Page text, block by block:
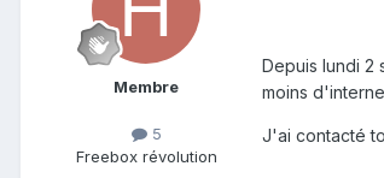
Membre
5
Freebox révolution
Depuis lundi 2
moins
J'ai contacté